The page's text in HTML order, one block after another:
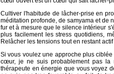
Cultiver l'habitude de lâcher-prise en
méditation profonde, de samyama et de
fur et à mesure que le silence intérieur
plus facilement les stress quotidiens,
Relâcher les tensions tout en restant
Si vous voulez une approche plus
cœur, je ne suis probablement pas la
thérapeute en énergie que vous voyez